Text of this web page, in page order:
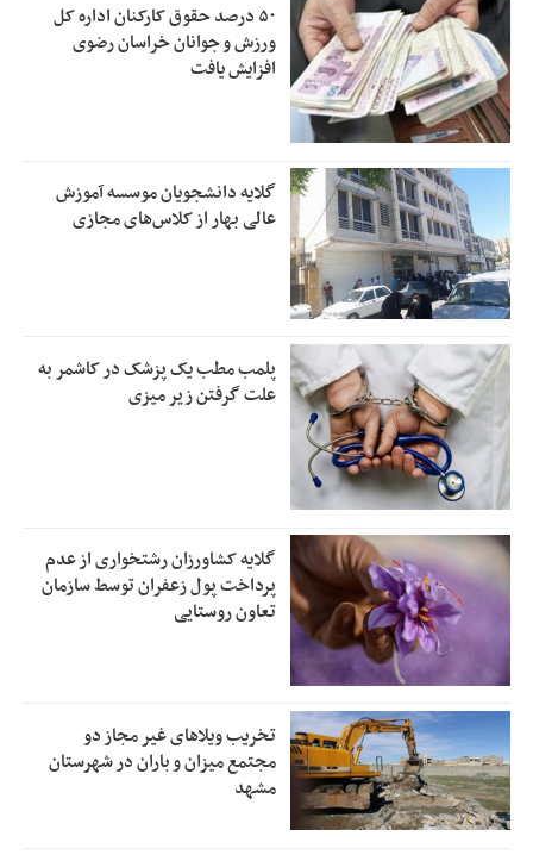
۵۰ درصد حقوق کارکنان اداره کل
ورزش و جوانان خراسان رضوی
افزایش یافت
گلایه دانشجویان موسسه آموزش
عالی بهار از کلاس‌های مجازی
پلمب مطب یک پزشک در کاشمر به
علت گرفتن زیر میزی
گلایه کشاورزان رشتخواری از عدم
پرداخت پول زعفران توسط سازمان
تعاون روستایی
تخریب ویلاهای غیر مجاز دو
مجتمع میزان و باران در شهرستان
مشهد